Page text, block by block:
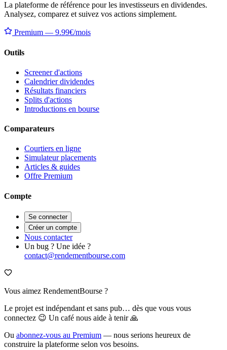
La plateforme de référence pour les investisseurs en dividendes.
Analysez, comparez et suivez vos actions simplement.
Premium — 9.99€/mois
Outils
Screener d'actions
Calendrier dividendes
Résultats financiers
Splits d'actions
Introductions en bourse
Comparateurs
Courtiers en ligne
Simulateur placements
Articles & guides
Offre Premium
Compte
Se connecter
Créer un compte
Nous contacter
Un bug ? Une idée ?
contact@rendementbourse.com
Vous aimez RendementBourse ?
Le projet est indépendant et sans pub… dès que vous vous
connectez 😉 Un café nous aide à tenir 🙏
Ou abonnez-vous au Premium — nous serions heureux de
construire la plateforme selon vos besoins.